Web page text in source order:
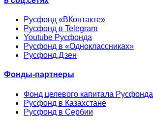
Русфонд «ВКонтакте»
Русфонд в Telegram
Youtube Русфонда
Русфонд в «Одноклассниках»
Русфонд.Дзен
Фонды-партнеры
Фонд целевого капитала Русфонда
Русфонд в Казахстане
Русфонд в Сербии